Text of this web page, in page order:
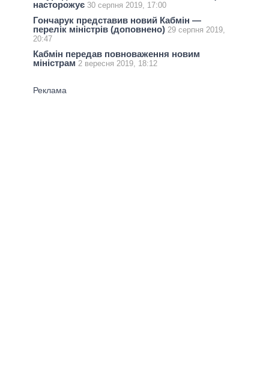
насторожує 30 серпня 2019, 17:00
Гончарук представив новий Кабмін —
перелік міністрів (доповнено) 29 серпня 2019,
20:47
Кабмін передав повноваження новим
міністрам 2 вересня 2019, 18:12